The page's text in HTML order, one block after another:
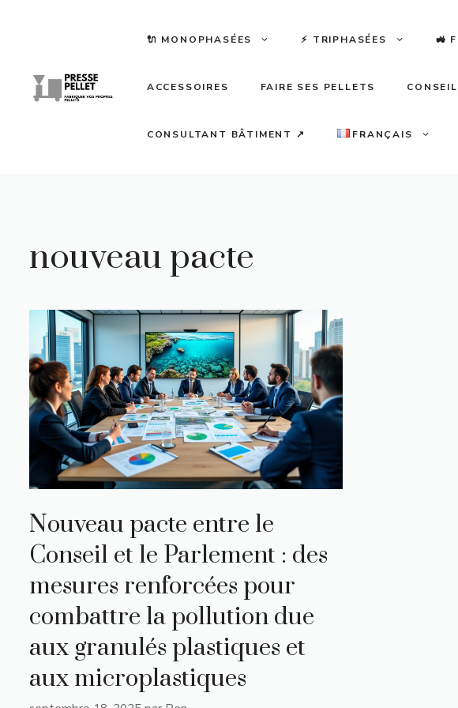
🔌 MONOPHASÉES ⚡️ TRIPHASÉES 🚜
ACCESSOIRES FAIRE SES PELLETS
CONSULTANT BÂTIMENT ↗ FRANÇAIS
nouveau pacte
Nouveau pacte entre le
Conseil et le Parlement : des
mesures renforcées pour
combattre la pollution due
aux granulés plastiques et
aux microplastiques